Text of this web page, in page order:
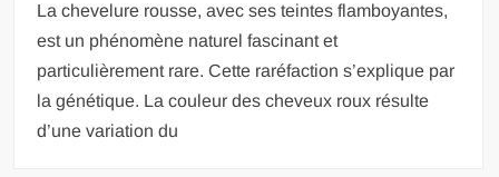
La chevelure rousse, avec ses teintes flamboyantes,
est un phénomène naturel fascinant et
particulièrement rare. Cette raréfaction s’explique par
la génétique. La couleur des cheveux roux résulte
d’une variation du